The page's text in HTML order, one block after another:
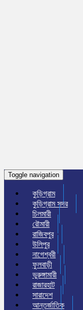
Toggle navigation
কুড়িগ্রাম
কুড়িগ্রাম সদর
চিলমারী
রৌমারী
রাজিবপুর
উলিপুর
নাগেশ্বরী
ফুলবাড়ী
ভুরুঙ্গামারী
রাজারহাট
সারাদেশ
আন্তর্জাতিক